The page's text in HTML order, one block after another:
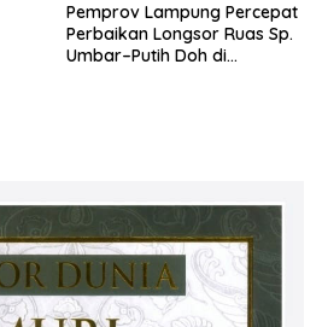
Pemprov Lampung Percepat
Perbaikan Longsor Ruas Sp.
Umbar–Putih Doh di